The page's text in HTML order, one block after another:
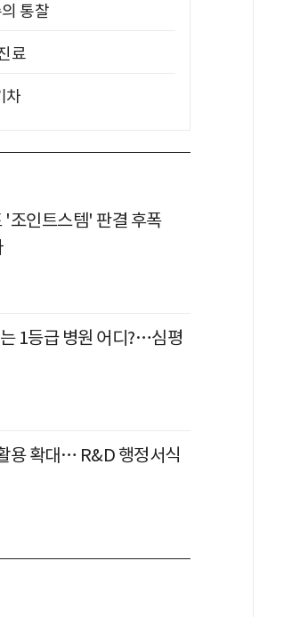
통찰
료
차
조인트스템' 판결 후폭
1등급 병원 어디?…심평
용 확대… R&D 행정서식